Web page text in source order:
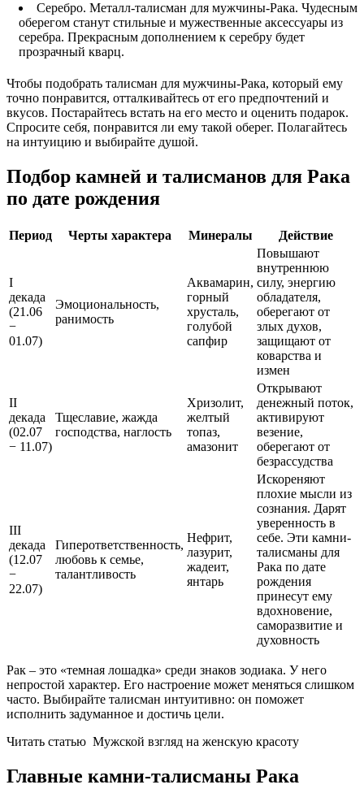
Серебро. Металл-талисман для мужчины-Рака. Чудесным
оберегом станут стильные и мужественные аксессуары из
серебра. Прекрасным дополнением к серебру будет
прозрачный кварц.
Чтобы подобрать талисман для мужчины-Рака, который ему
точно понравится, отталкивайтесь от его предпочтений и
вкусов. Постарайтесь встать на его место и оценить подарок.
Спросите себя, понравится ли ему такой оберег. Полагайтесь
на интуицию и выбирайте душой.
Подбор камней и талисманов для Рака
по дате рождения
Период Черты характера Минералы Действие
I
декада
(21.06
−
01.07)
Эмоциональность,
ранимость
Аквамарин,
горный
хрусталь,
голубой
сапфир
Повышают
внутреннюю
силу, энергию
обладателя,
оберегают от
злых духов,
защищают от
коварства и
измен
II
декада
(02.07
− 11.07)
Тщеславие, жажда
господства, наглость
Хризолит,
желтый
топаз,
амазонит
Открывают
денежный поток,
активируют
везение,
оберегают от
безрассудства
III
декада
(12.07
−
22.07)
Гиперответственность,
любовь к семье,
талантливость
Нефрит,
лазурит,
жадеит,
янтарь
Искореняют
плохие мысли из
сознания. Дарят
уверенность в
себе. Эти камни-
талисманы для
Рака по дате
рождения
принесут ему
вдохновение,
саморазвитие и
духовность
Рак – это «темная лошадка» среди знаков зодиака. У него
непростой характер. Его настроение может меняться слишком
часто. Выбирайте талисман интуитивно: он поможет
исполнить задуманное и достичь цели.
Читать статью Мужской взгляд на женскую красоту
Главные камни-талисманы Рака